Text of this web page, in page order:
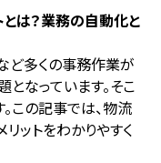
は？業務の自動化と
ど多くの事務作業が
なっています。そこ
この記事では、物流
ットをわかりやすく